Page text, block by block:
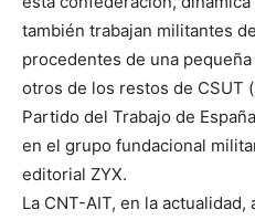
también trabajan militantes
procedentes de una
otros de los restos de CSUT
Partido del Trabajo de
en el grupo fundacional
editorial ZYX.
La CNT-AIT, en la